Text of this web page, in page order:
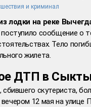
и криминал
лодки на реке
сообщение о
Тело
жилета.
ДТП в
сбившего скутериста,
12 мая на улице